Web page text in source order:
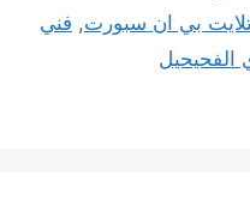
بي ان سبورت, فني
الفحيحيل